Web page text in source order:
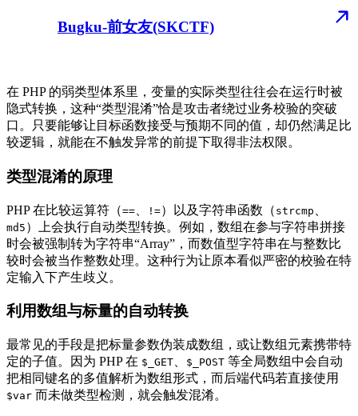
Bugku-前女友(SKCTF)
在 PHP 的弱类型体系里，变量的实际类型往往会在运行时被
隐式转换，这种“类型混淆”恰是攻击者绕过业务校验的突破
口。只要能够让目标函数接受与预期不同的值，却仍然满足比
较逻辑，就能在不触发异常的前提下取得非法权限。
类型混淆的原理
PHP 在比较运算符（== !=）以及字符串函数（ strcmp
md5 ）上会执行自动类型转换。例如，数组在参与字符串拼接
时会被强制转为字符串“Array”，而数值型字符串在与整数比
较时会被当作整数处理。这种行为让原本看似严密的校验在特
定输入下产生歧义。
利用数组与标量的自动转换
最常见的手段是把标量参数伪装成数组，或让数组元素携带特
定的子值。因为 PHP 在 $_GET $_POST 等全局数组中会自动
把相同键名的多值解析为数组形式，而后端代码若直接使用
$var 而未做类型检测，就会触发混淆。